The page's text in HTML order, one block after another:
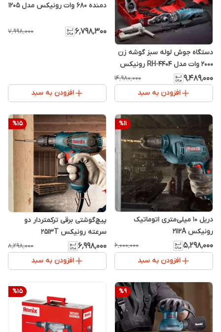
دستگاه جوش لوله سبز گوشه‌ زن
2000 وات مدل RH-4404 رونیکس
۹٬۴۸۹٬۰۰۰ ۱۴٬۹۸۰٬۰۰۰
افزودن به سبد
دمنده 680 وات رونیکس مدل 1205
۶٬۷۹۸٬۳۰۰ ۷٬۹۹۸٬۰۰۰
افزودن به سبد
%11
دریل 10 میلی‌متری اتوماتیک
رونیکس 2112A
۵٬۲۹۸٬۰۰۰ ۶٬۰۰۰٬۰۰۰
افزودن به سبد
%15
پیچ‌گوشتی برقی ترکمتردار دو
سرعته رونیکس 2513T
۶٬۹۹۸٬۰۰۰ ۸٬۲۹۸٬۰۰۰
افزودن به سبد
%9
%15